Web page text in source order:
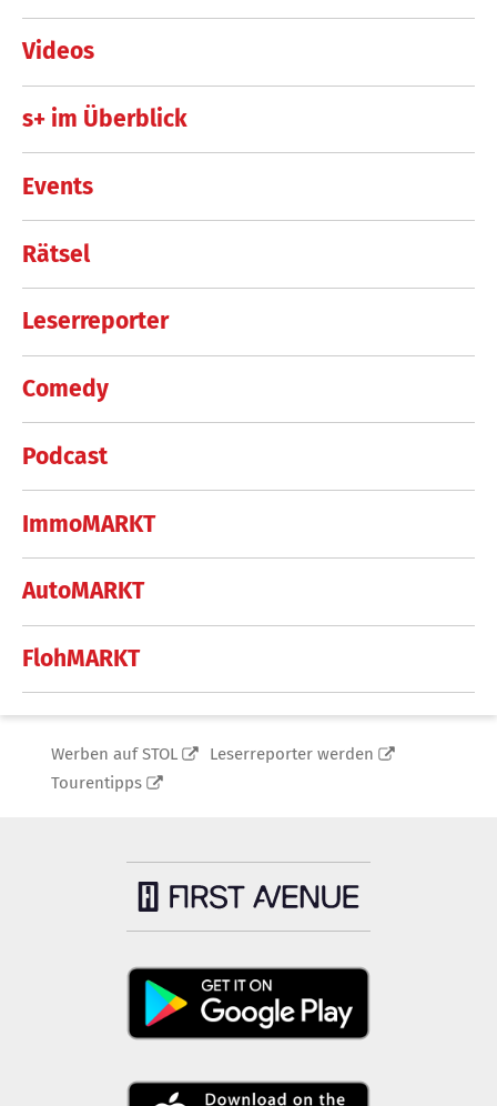
Videos
s+ im Überblick
Events
Rätsel
Leserreporter
Comedy
Podcast
ImmoMARKT
AutoMARKT
FlohMARKT
Werben auf STOL
Leserreporter werden
Tourentipps